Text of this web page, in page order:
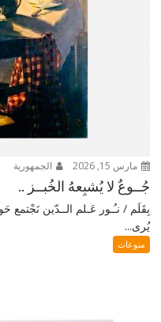
مارس 15, 2026 الجمهورية
جُــوعٌ لا يُشبِعهُ الخُبــز ..
بِقَلَم / نـُـور عَـلم الــدّين
يُرى...
منوعات